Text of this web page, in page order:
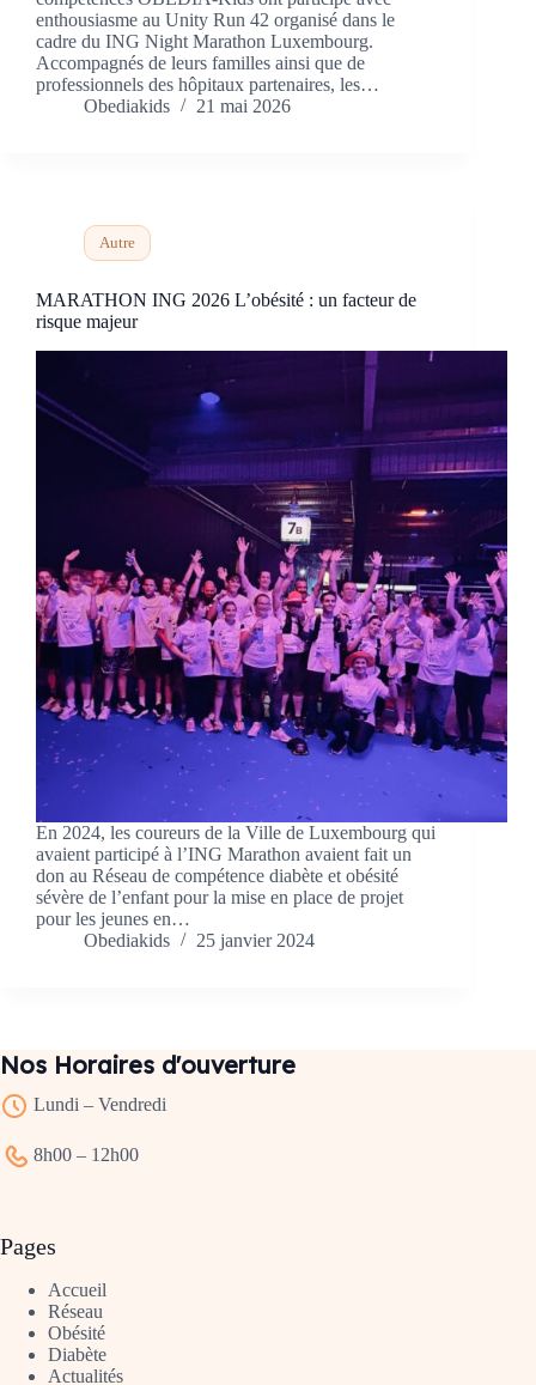
enthousiasme au Unity Run 42 organisé dans le
cadre du ING Night Marathon Luxembourg.
Accompagnés de leurs familles ainsi que de
professionnels des hôpitaux partenaires, les…
Obediakids
21 mai 2026
Autre
MARATHON ING 2026 L’obésité : un facteur de
risque majeur
En 2024, les coureurs de la Ville de Luxembourg qui
avaient participé à l’ING Marathon avaient fait un
don au Réseau de compétence diabète et obésité
sévère de l’enfant pour la mise en place de projet
pour les jeunes en…
Obediakids
25 janvier 2024
Nos Horaires d'ouverture
Lundi – Vendredi
8h00 – 12h00
Pages
Accueil
Réseau
Obésité
Diabète
Actualités